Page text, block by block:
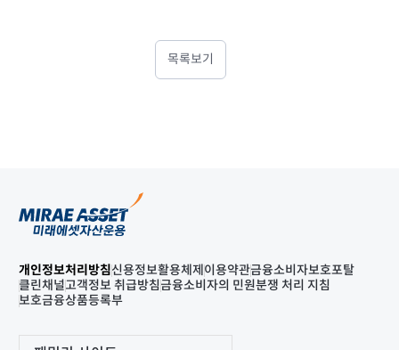
목록보기
개인정보처리방침신용정보활용체제 이용약관금융소비자보호포탈
클린채널고객정보 취급방침금융소비자의 민원분쟁 처리 지침
보호금융상품등록부